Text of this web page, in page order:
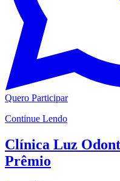
Quero Participar
Continue Lendo
Clínica Luz
Prêmio